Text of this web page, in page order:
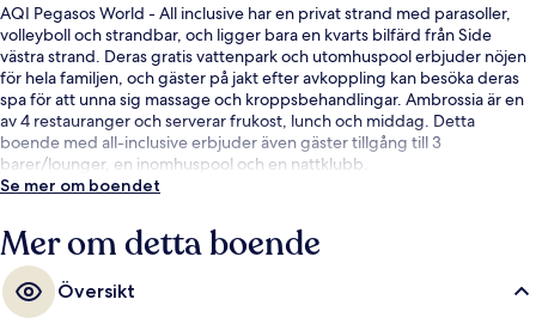
AQI Pegasos World - All inclusive har en privat strand med parasoller,
volleyboll och strandbar, och ligger bara en kvarts bilfärd från Side
västra strand. Deras gratis vattenpark och utomhuspool erbjuder nöjen
för hela familjen, och gäster på jakt efter avkoppling kan besöka deras
spa för att unna sig massage och kroppsbehandlingar. Ambrossia är en
av 4 restauranger och serverar frukost, lunch och middag. Detta
boende med all-inclusive erbjuder även gäster tillgång till 3
barer/lounger, en inomhuspool och en nattklubb.
Se mer om boendet
Mer om detta boende
Översikt